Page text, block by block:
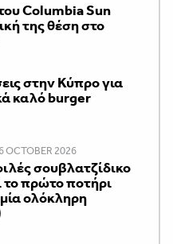
Columbia Sun
της θέση στο
στην Κύπρο για
καλό burger
OCTOBER 2026
σουβλατζίδικο
το πρώτο ποτήρι
ολόκληρη